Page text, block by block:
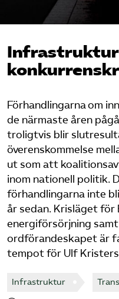
Logga in på
Sök på
Förhandlingarna om
de närmaste åren
troligtvis blir
överenskommelse
ut som att
inom nationell politik.
förhandlingarna inte
år sedan. Krisläget för
energiförsörjning
ordförandeskapet är
tempot för Ulf
Infrastruktur